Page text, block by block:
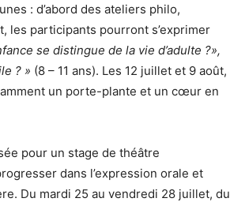
: d’abord des ateliers philo,
les participants pourront s’exprimer
se distingue de la vie d’adulte ?»,
? » (8 – 11 ans). Les 12 juillet et 9 août,
un porte-plante et un cœur en
pour un stage de théâtre
dans l’expression orale et
Du mardi 25 au vendredi 28 juillet, du